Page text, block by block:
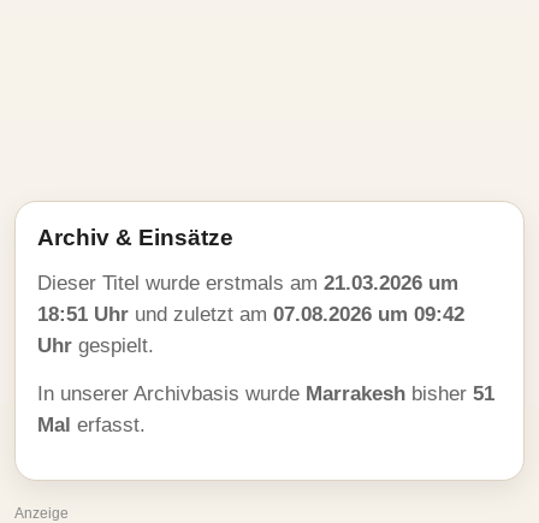
Archiv & Einsätze
Dieser Titel wurde erstmals am 21.03.2026 um
18:51 Uhr und zuletzt am 07.08.2026 um 09:42
Uhr gespielt.
In unserer Archivbasis wurde Marrakesh bisher 51
Mal erfasst.
Anzeige